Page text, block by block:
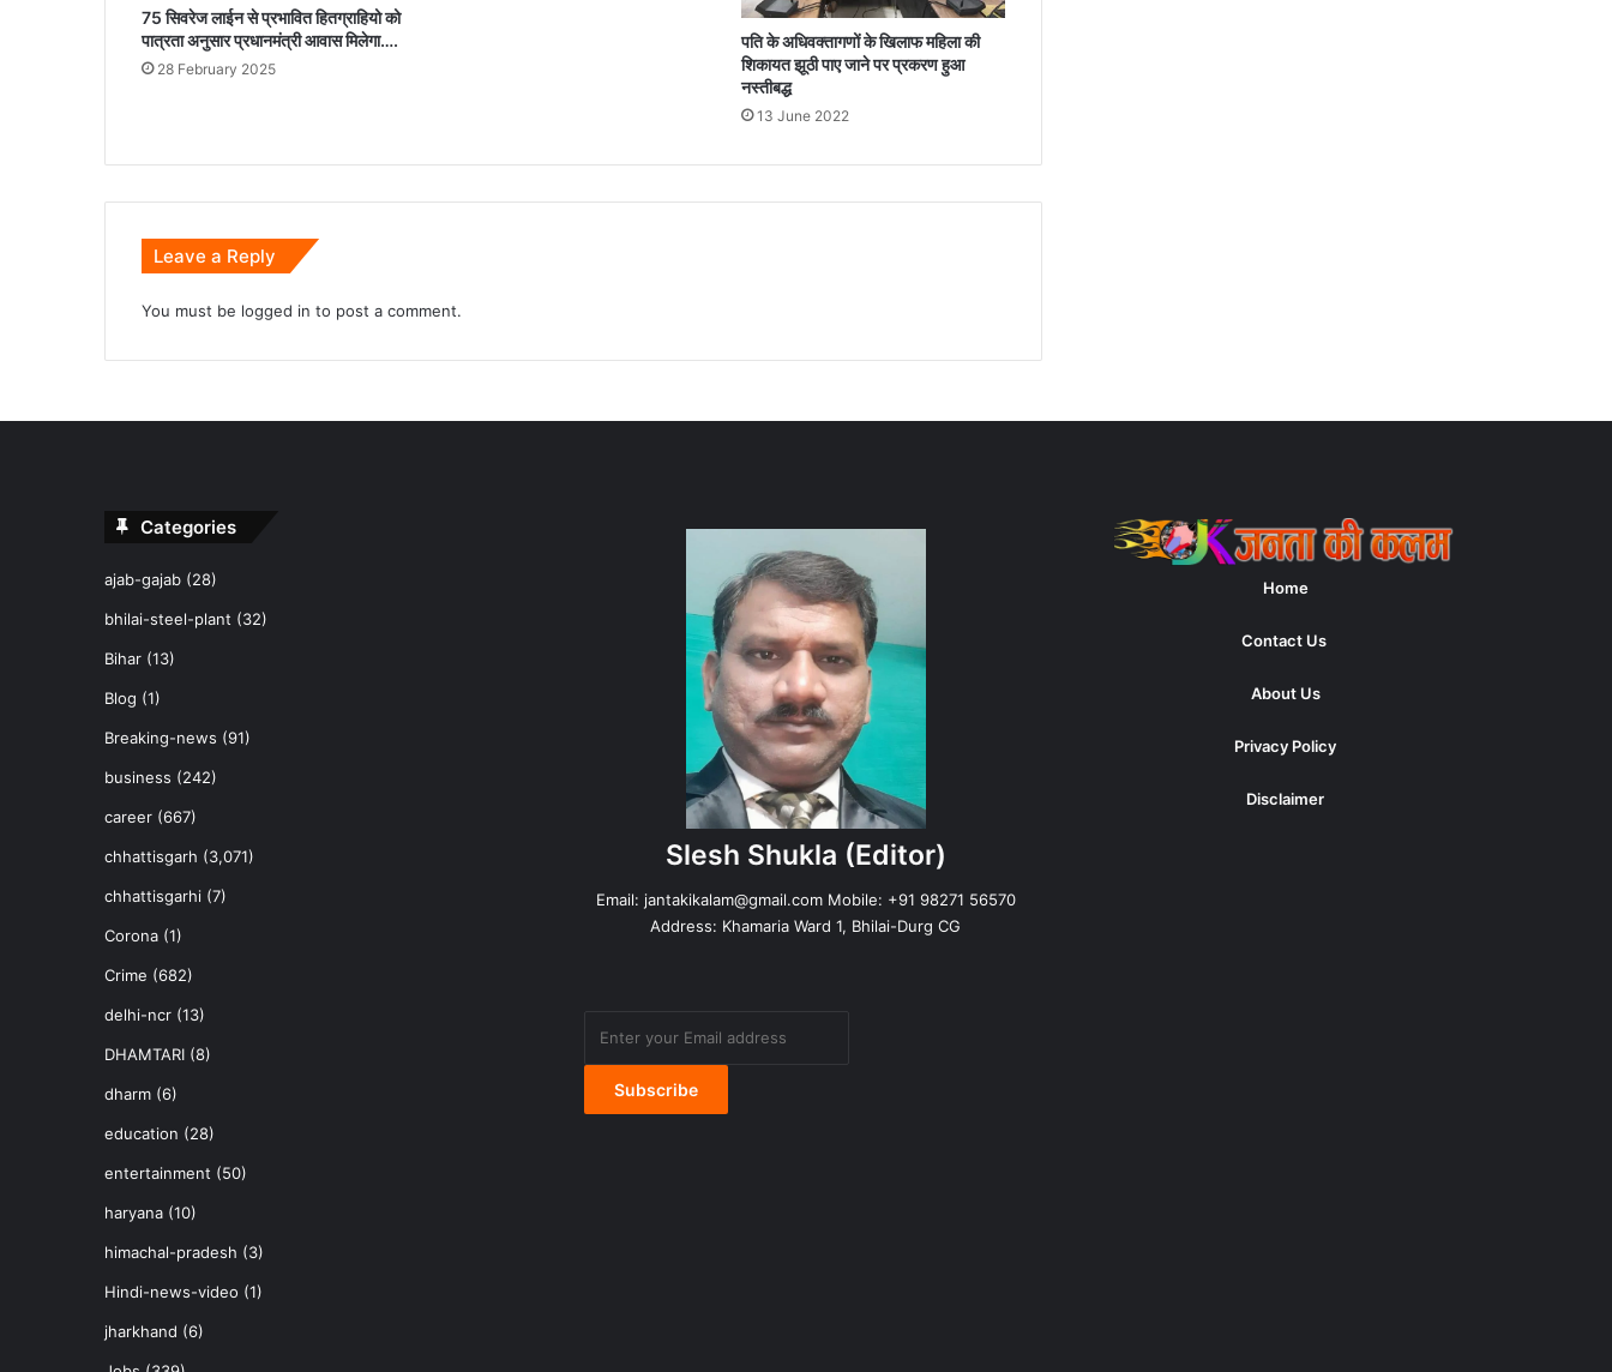
75 सिवरेज लाईन से प्रभावित हितग्राहियो को
पात्रता अनुसार प्रधानमंत्री आवास मिलेगा….
28 February 2025
पति के अधिवक्तागणों के खिलाफ महिला की
शिकायत झूठी पाए जाने पर प्रकरण हुआ
नस्तीबद्ध
13 June 2022
Leave a Reply
You must be logged in to post a comment.
Categories
ajab-gajab (28)
bhilai-steel-plant (32)
Bihar (13)
Blog (1)
Breaking-news (91)
business (242)
career (667)
chhattisgarh (3,071)
chhattisgarhi (7)
Corona (1)
Crime (682)
delhi-ncr (13)
DHAMTARI (8)
dharm (6)
education (28)
entertainment (50)
haryana (10)
himachal-pradesh (3)
Hindi-news-video (1)
jharkhand (6)
Slesh Shukla (Editor)
Email: jantakikalam@gmail.comMobile: +91 98271 56570
Address: Khamaria Ward 1, Bhilai-Durg CG
your
Email
address
Home
Contact Us
About Us
Privacy Policy
Disclaimer